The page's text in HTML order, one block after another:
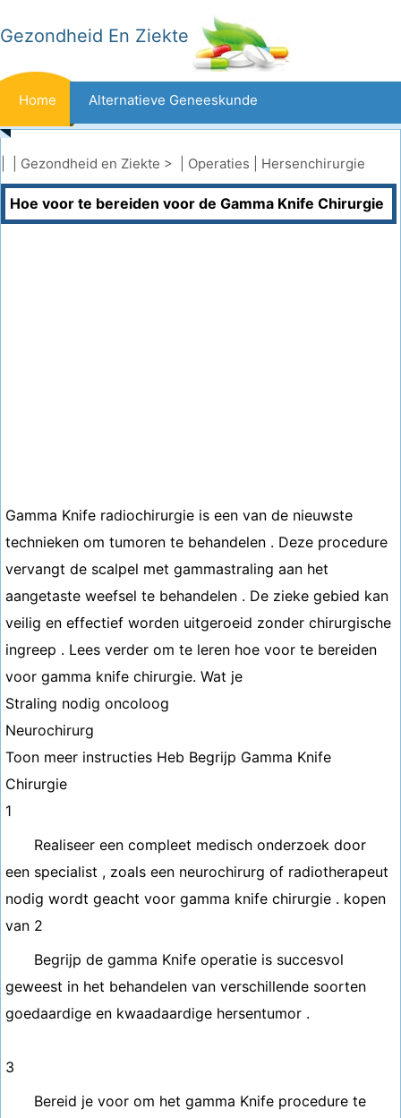
Gezondheid En Ziekte
Home Alternatieve Geneeskunde
Beten En Steken Kanker
Aandoeningen En Behandelingen Mond- En Tandzorg
Gezondheid en Ziekte > | Operaties Hersenchirurgie
Hoe voor te bereiden voor de Gamma Knife Chirurgie
Gamma Knife radiochirurgie is een van de nieuwste
technieken om tumoren te behandelen . Deze procedure
vervangt de scalpel met gammastraling aan het
aangetaste weefsel te behandelen . De zieke gebied kan
veilig en effectief worden uitgeroeid zonder chirurgische
ingreep . Lees verder om te leren hoe voor te bereiden
voor gamma knife chirurgie. Wat je
Straling nodig oncoloog
Neurochirurg
Toon meer instructies Heb Begrijp Gamma Knife
Chirurgie
1
Realiseer een compleet medisch onderzoek door
een specialist , zoals een neurochirurg of radiotherapeut
nodig wordt geacht voor gamma knife chirurgie . kopen
van 2
Begrijp de gamma Knife operatie is succesvol
geweest in het behandelen van verschillende soorten
goedaardige en kwaadaardige hersentumor .
3
Bereid je voor om het gamma Knife procedure te